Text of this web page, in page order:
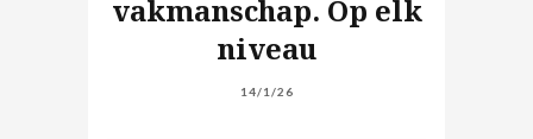
vakmanschap. Op elk
niveau
14/1/26